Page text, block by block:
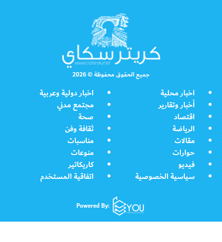
جميع الحقوق محفوظة © 2026
اخبار محلية
اخبار دولية وعربية
أخبار وتقارير
مجتمع مدني
اقتصاد
صحة
الرياضة
ثقافة وفن
مقالات
مناسبات
حوارات
منوعات
فيديو
كاريكاتير
سياسية الخصوصية
اتفاقية المستخدم
Powered By: